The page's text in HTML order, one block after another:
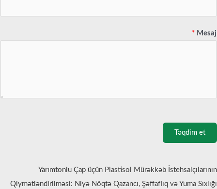
Mesaj
*
Təqdim et
Yarımtonlu Çap üçün Plastisol Mürəkkəb İstehsalçılarının
Qiymətləndirilməsi: Niyə Nöqtə Qazancı, Şəffaflıq və Yuma Sıxlığı